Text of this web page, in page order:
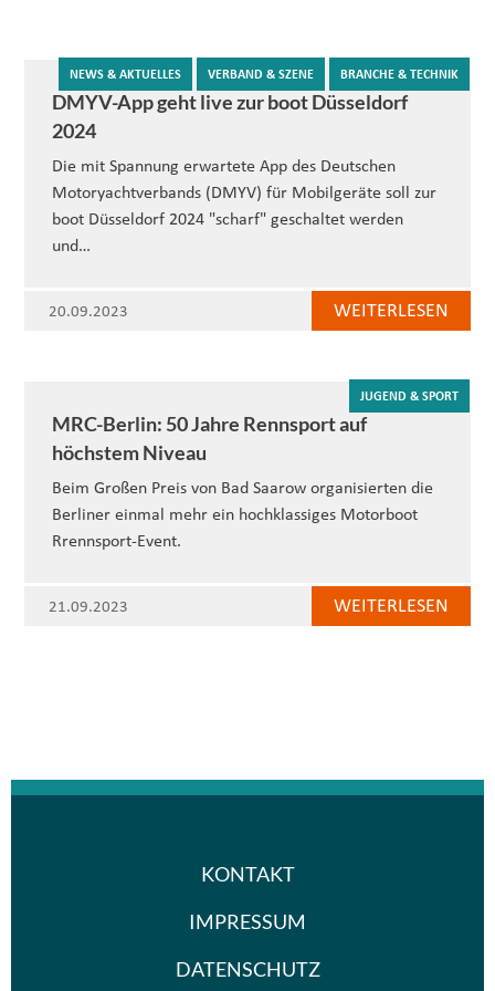
DMYV-App geht live zur boot Düsseldorf
2024
Die mit Spannung erwartete App des Deutschen
Motoryachtverbands (DMYV) für Mobilgeräte soll zur
boot Düsseldorf 2024 "scharf" geschaltet werden
und…
20.09.2023 WEITERLESEN
NEWS & AKTUELLES VERBAND & SZENE BRANCHE & TECHNIK
MRC-Berlin: 50 Jahre Rennsport auf
höchstem Niveau
Beim Großen Preis von Bad Saarow organisierten die
Berliner einmal mehr ein hochklassiges Motorboot
Rrennsport-Event.
21.09.2023 WEITERLESEN
JUGEND & SPORT
KONTAKT
IMPRESSUM
DATENSCHUTZ